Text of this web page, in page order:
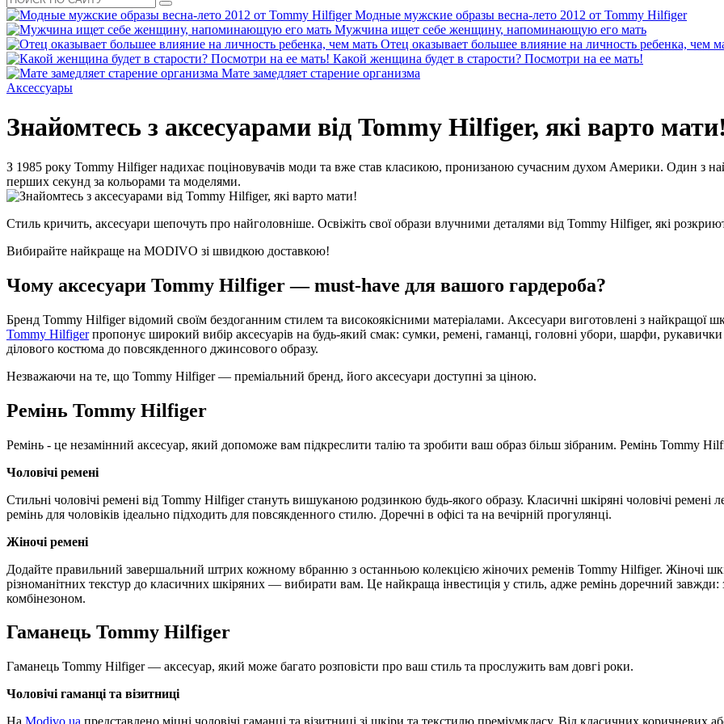
Модные мужские образы весна-лето 2012 от Tommy Hilfiger
Мужчина ищет себе женщину, напоминающую его мать
Отец оказывает большее влияние на личность ребенка, чем
Какой женщина будет в старости? Посмотри на ее мать!
Мате замедляет старение организма
Аксессуары
Знайомтесь з аксесуарами від Tommy Hilfiger, які варто
З 1985 року Tommy Hilfiger надихає поціновувачів моди та вже став класикою, пронизаною сучасним духом Америки. Один з
перших секунд за кольорами та моделями.
Стиль кричить, аксесуари шепочуть про найголовніше. Освіжіть свої образи влучними деталями від Tommy Hilfiger, які
Вибирайте найкраще на MODIVO зі швидкою доставкою!
Чому аксесуари Tommy Hilfiger — must-have для вашого гардероба?
Бренд Tommy Hilfiger відомий своїм бездоганним стилем та високоякісними матеріалами. Аксесуари виготовлені з найкращої
Tommy Hilfigerпропонує широкий вибір аксесуарів на будь-який смак: сумки, ремені, гаманці, головні убори, шарфи, рукавички
ділового костюма до повсякденного джинсового образу.
Незважаючи на те, що Tommy Hilfiger — преміальний бренд, його аксесуари доступні за ціною.
Ремінь Tommy Hilfiger
Ремінь - це незамінний аксесуар, який допоможе вам підкреслити талію та зробити ваш образ більш зібраним. Ремінь Tommy
Чоловічі ремені
Стильні чоловічі ремені від Tommy Hilfiger стануть вишуканою родзинкою будь-якого образу. Класичні шкіряні чоловічі ремені
ремінь для чоловіків ідеально підходить для повсякденного стилю. Доречні в офісі та на вечірній прогулянці.
Жіночі ремені
Додайте правильний завершальний штрих кожному вбранню з останньою колекцією жіночих ременів Tommy Hilfiger. Жіночі
різноманітних текстур до класичних шкіряних — вибирати вам. Це найкраща інвестиція у стиль, адже ремінь доречний
комбінезоном.
Гаманець Tommy Hilfiger
Гаманець Tommy Hilfiger — аксесуар, який може багато розповісти про ваш стиль та прослужить вам довгі роки.
Чоловічі гаманці та візитниці